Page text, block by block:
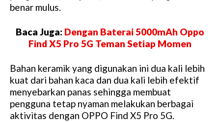
benar mulus.
Baca Juga: Dengan Baterai 5000mAh Oppo
Find X5 Pro 5G Teman Setiap Momen
Bahan keramik yang digunakan ini dua kali lebih
kuat dari bahan kaca dan dua kali lebih efektif
menyebarkan panas sehingga membuat
pengguna tetap nyaman melakukan berbagai
aktivitas dengan OPPO Find X5 Pro 5G.